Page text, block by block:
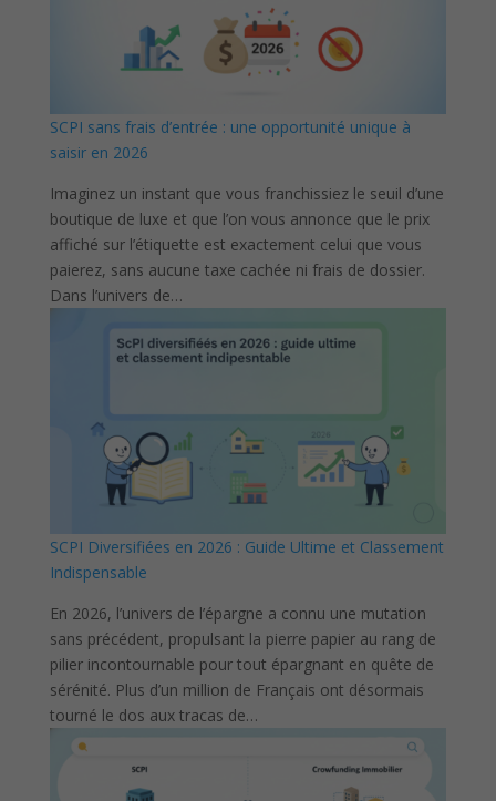
SCPI sans frais d’entrée : une opportunité unique à
saisir en 2026
Imaginez un instant que vous franchissiez le seuil d’une
boutique de luxe et que l’on vous annonce que le prix
affiché sur l’étiquette est exactement celui que vous
paierez, sans aucune taxe cachée ni frais de dossier.
Dans l’univers de…
SCPI Diversifiées en 2026 : Guide Ultime et Classement
Indispensable
En 2026, l’univers de l’épargne a connu une mutation
sans précédent, propulsant la pierre papier au rang de
pilier incontournable pour tout épargnant en quête de
sérénité. Plus d’un million de Français ont désormais
tourné le dos aux tracas de…